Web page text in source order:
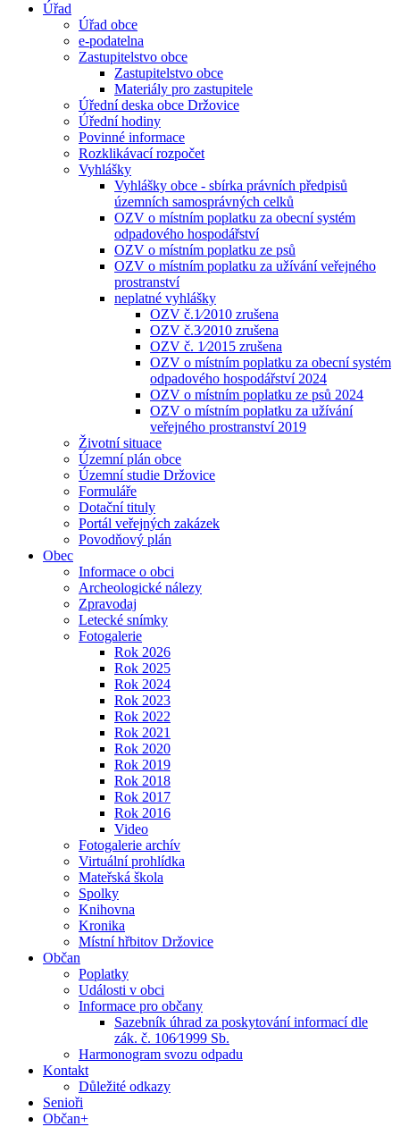
Úřad
Úřad obce
e-podatelna
Zastupitelstvo obce
Zastupitelstvo obce
Materiály pro zastupitele
Úřední deska obce Držovice
Úřední hodiny
Povinné informace
Rozklikávací rozpočet
Vyhlášky
Vyhlášky obce - sbírka právních předpisů
územních samosprávných celků
OZV o místním poplatku za obecní systém
odpadového hospodářství
OZV o místním poplatku ze psů
OZV o místním poplatku za užívání veřejného
prostranství
neplatné vyhlášky
OZV č.1⁄2010 zrušena
OZV č.3⁄2010 zrušena
OZV č. 1⁄2015 zrušena
OZV o místním poplatku za obecní systém
odpadového hospodářství 2024
OZV o místním poplatku ze psů 2024
OZV o místním poplatku za užívání
veřejného prostranství 2019
Životní situace
Územní plán obce
Územní studie Držovice
Formuláře
Dotační tituly
Portál veřejných zakázek
Povodňový plán
Obec
Informace o obci
Archeologické nálezy
Zpravodaj
Letecké snímky
Fotogalerie
Rok 2026
Rok 2025
Rok 2024
Rok 2023
Rok 2022
Rok 2021
Rok 2020
Rok 2019
Rok 2018
Rok 2017
Rok 2016
Video
Fotogalerie archív
Virtuální prohlídka
Mateřská škola
Spolky
Knihovna
Kronika
Místní hřbitov Držovice
Občan
Poplatky
Události v obci
Informace pro občany
Sazebník úhrad za poskytování informací dle
zák. č. 106⁄1999 Sb.
Harmonogram svozu odpadu
Kontakt
Důležité odkazy
Senioři
Občan+